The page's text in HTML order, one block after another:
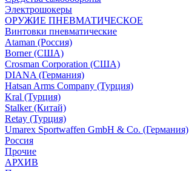
Электрошокеры
ОРУЖИЕ ПНЕВМАТИЧЕСКОЕ
Винтовки пневматические
Ataman (Россия)
Borner (США)
Crosman Corporation (США)
DIANA (Германия)
Hatsan Arms Company (Турция)
Kral (Турция)
Stalker (Китай)
Retay (Турция)
Umarex Sportwaffen GmbH & Co. (Германия)
Россия
Прочие
АРХИВ